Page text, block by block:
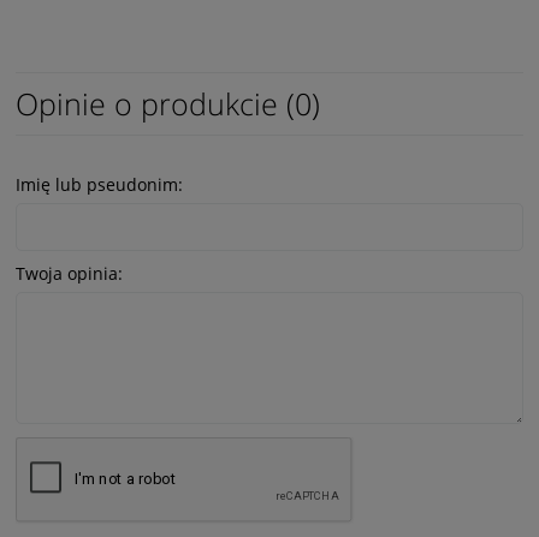
Opinie o produkcie (0)
Imię lub pseudonim:
Twoja opinia: